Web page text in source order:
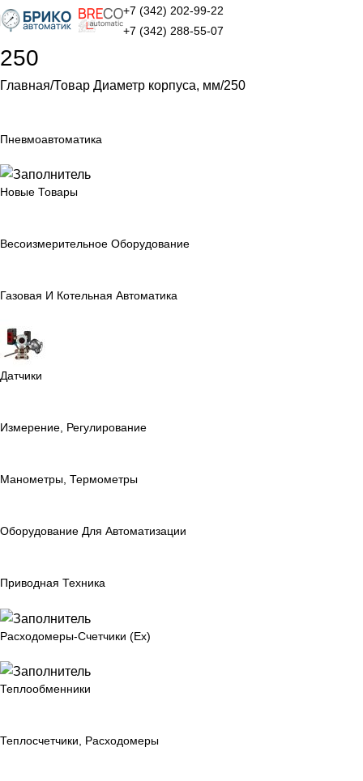
+7 (342) 202-99-22
+7 (342) 288-55-07
250
Главная Товар Диаметр корпуса, мм 250
Пневмоавтоматика
Новые Товары
Весоизмерительное Оборудование
Газовая И Котельная Автоматика
Датчики
Измерение, Регулирование
Манометры, Термометры
Оборудование Для Автоматизации
Приводная Техника
Расходомеры-Счетчики (Ex)
Теплообменники
Теплосчетчики, Расходомеры